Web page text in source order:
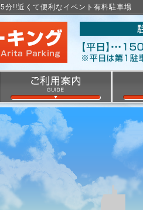
分!!近くて便利なイベント有料駐車場